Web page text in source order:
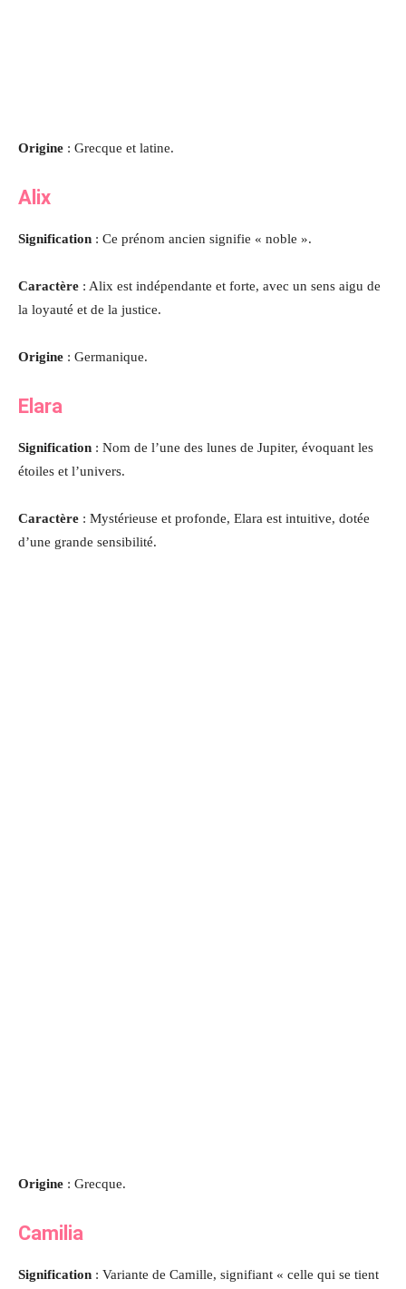
Origine : Grecque et latine.
Alix
Signification : Ce prénom ancien signifie « noble ».
Caractère : Alix est indépendante et forte, avec un sens aigu de
la loyauté et de la justice.
Origine : Germanique.
Elara
Signification : Nom de l’une des lunes de Jupiter, évoquant les
étoiles et l’univers.
Caractère : Mystérieuse et profonde, Elara est intuitive, dotée
d’une grande sensibilité.
Origine : Grecque.
Camilia
Signification : Variante de Camille, signifiant « celle qui se tient